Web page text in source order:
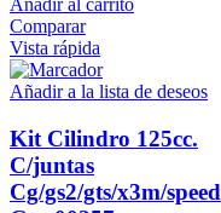
Añadir al carrito
Comparar
Vista rápida
Añadir a la lista de deseos
Kit Cilindro 125cc.
C/juntas
Cg/gs2/gts/x3m/speed